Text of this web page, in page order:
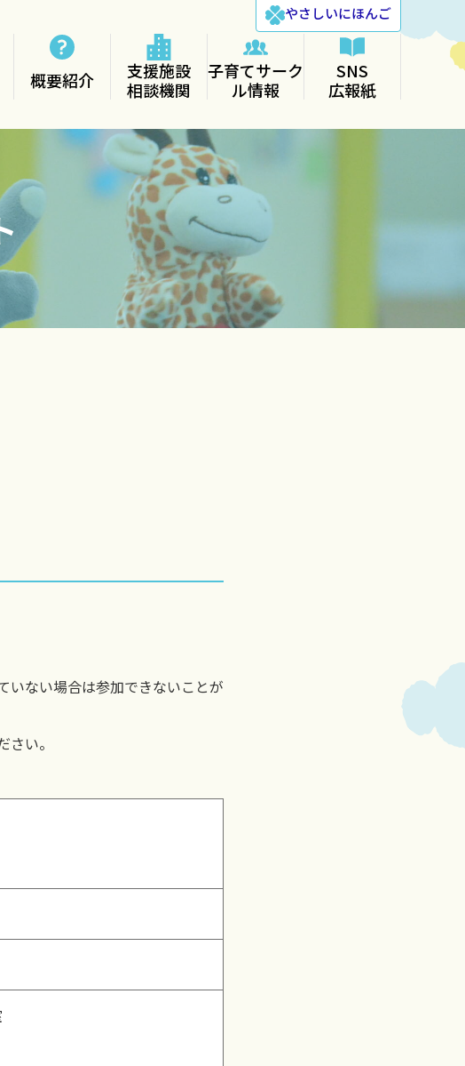
やさしいにほんご
概要紹介
支援施設
相談機関
子育てサーク
ル情報
SNS
広報紙
ない場合は参加できないことが
い。